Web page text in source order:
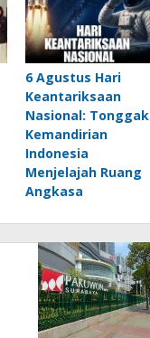
6 Agustus Hari
Keantariksaan
Nasional: Tonggak
Kemandirian
Indonesia
Menjelajah Ruang
Angkasa